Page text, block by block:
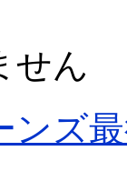
せん
ンズ